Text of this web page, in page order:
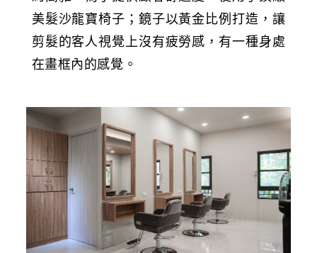
美髮沙龍寶椅子；鏡子以黃金比例打造，讓
剪髮的客人視覺上沒有疲勞感，有一種身處
在畫框內的感覺。